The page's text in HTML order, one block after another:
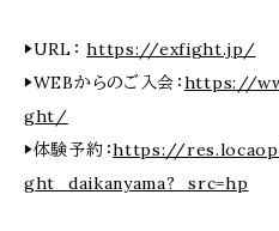
▶URL：https://exfight.jp/
▶WEBからのご入会：https://
ght/
▶体験予約：https://
ght_daikanyama?_src=hp